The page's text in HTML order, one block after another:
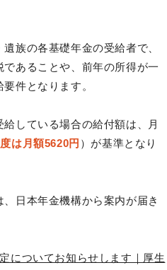
族の各基礎年金の受給者で、
あることや、前年の所得が一
件となります。
している場合の給付額は、月
は月額5620円 ）が基準となり
日本年金機構から案内が届き
についてお知らせします｜厚生